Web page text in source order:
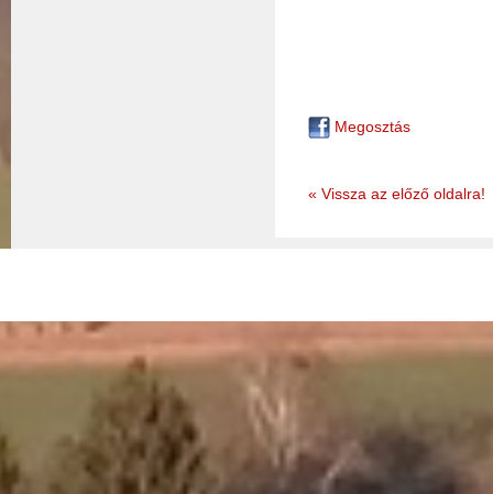
Megosztás
« Vissza az előző oldalra!